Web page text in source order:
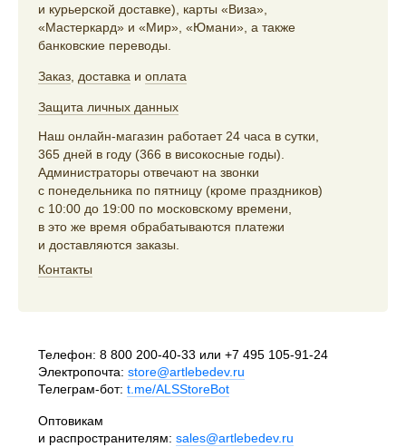
и курьерской доставке), карты «Виза»,
«Мастеркард» и «Мир», «Юмани», а также
банковские переводы.
Заказ доставка и оплата
Защита личных данных
Наш онлайн-магазин работает 24 часа в сутки,
365 дней в году (366 в високосные годы).
Администраторы отвечают на звонки
с понедельника по пятницу (кроме праздников)
с 10:00 до 19:00 по московскому времени,
в это же время обрабатываются платежи
и доставляются заказы.
Контакты
Телефон: 8 800 200-40-33 или +7 495 105-91-24
Электропочта: store@artlebedev.ru
Телеграм-бот: t.me/ALSStoreBot
Оптовикам
и распространителям: sales@artlebedev.ru